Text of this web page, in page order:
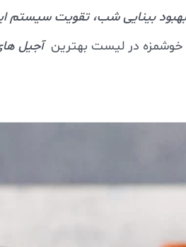
بینایی شب، تقویت سیستم
در لیست بهترین آجیل